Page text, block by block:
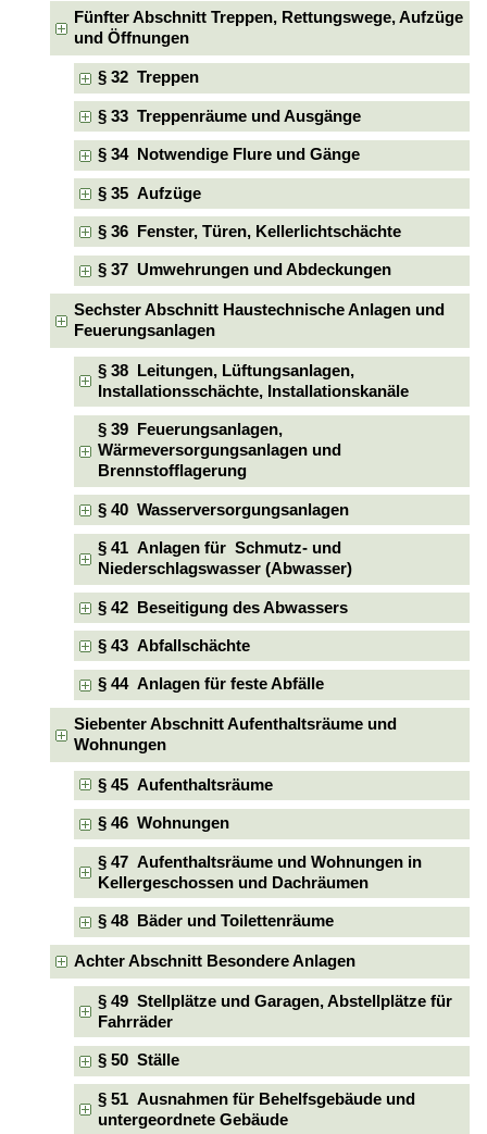
Fünfter Abschnitt Treppen, Rettungswege, Aufzüge
und Öffnungen
§ 32 Treppen
§ 33 Treppenräume und Ausgänge
§ 34 Notwendige Flure und Gänge
§ 35 Aufzüge
§ 36 Fenster, Türen, Kellerlichtschächte
§ 37 Umwehrungen und Abdeckungen
Sechster Abschnitt Haustechnische Anlagen und
Feuerungsanlagen
§ 38 Leitungen, Lüftungsanlagen,
Installationsschächte, Installationskanäle
§ 39 Feuerungsanlagen,
Wärmeversorgungsanlagen und
Brennstofflagerung
§ 40 Wasserversorgungsanlagen
§ 41 Anlagen für Schmutz- und
Niederschlagswasser (Abwasser)
§ 42 Beseitigung des Abwassers
§ 43 Abfallschächte
§ 44 Anlagen für feste Abfälle
Siebenter Abschnitt Aufenthaltsräume und
Wohnungen
§ 45 Aufenthaltsräume
§ 46 Wohnungen
§ 47 Aufenthaltsräume und Wohnungen in
Kellergeschossen und Dachräumen
§ 48 Bäder und Toilettenräume
Achter Abschnitt Besondere Anlagen
§ 49 Stellplätze und Garagen, Abstellplätze für
Fahrräder
§ 50 Ställe
§ 51 Ausnahmen für Behelfsgebäude und
untergeordnete Gebäude